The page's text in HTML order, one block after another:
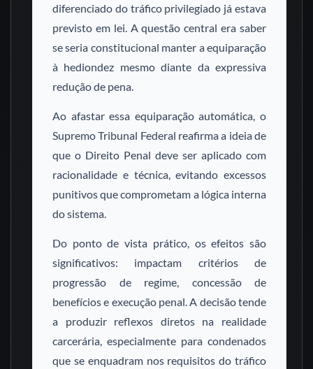
diferenciado do tráfico privilegiado já estava
previsto em lei. A questão central era saber
se seria constitucional manter a equiparação
à hediondez mesmo diante da expressiva
redução de pena.
Ao afastar essa equiparação automática, o
Supremo Tribunal Federal reafirma a ideia de
que o Direito Penal deve ser aplicado com
racionalidade e técnica, evitando excessos
punitivos que comprometam a lógica interna
do sistema.
Do ponto de vista prático, os efeitos são
significativos: impactam critérios de
progressão de regime, concessão de
benefícios e execução penal. A decisão tende
a produzir reflexos diretos na realidade
carcerária, especialmente para condenados
que se enquadram nos requisitos do tráfico